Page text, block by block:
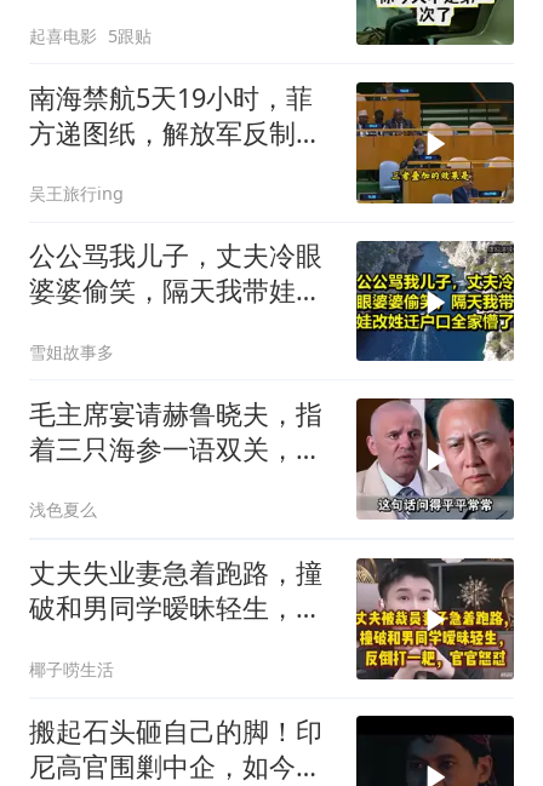
你是不是疯了？
起喜电影 5跟贴
南海禁航5天19小时，菲
方递图纸，解放军反制组
吴王旅行ing
公公骂我儿子，丈夫冷眼
婆婆偷笑，隔天我带娃改
雪姐故事多
毛主席宴请赫鲁晓夫，指
着三只海参一语双关，赫
浅色夏么
丈夫失业妻急着跑路，撞
破和男同学暧昧轻生，反
椰子唠生活
搬起石头砸自己的脚！印
尼高官围剿中企，如今烂